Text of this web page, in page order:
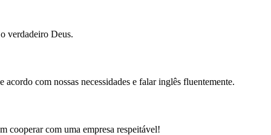
verdadeiro Deus.
com nossas necessidades e falar inglês fluentemente.
cooperar com uma empresa respeitável!